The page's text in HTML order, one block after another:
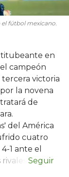
fútbol mexicano.
titubeante en
campeón
tercera victoria
la novena
de
del América
cuatro
1 ante el